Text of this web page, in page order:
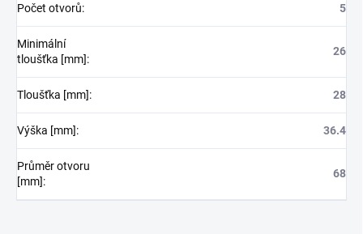
Počet otvorů: 5
Minimální
tloušťka [mm]:
26
Tloušťka [mm]: 28
Výška [mm]: 36.4
Průměr otvoru
[mm]:
68